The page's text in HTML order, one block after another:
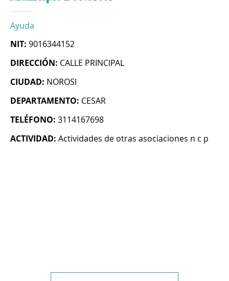
Ayuda
NIT: 9016344152
DIRECCIÓN: CALLE PRINCIPAL
CIUDAD: NOROSI
DEPARTAMENTO: CESAR
TELÉFONO: 3114167698
ACTIVIDAD: Actividades de otras asociaciones n c p